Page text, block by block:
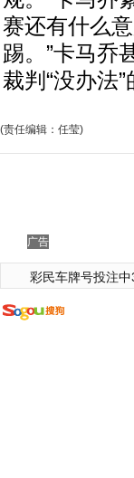
赛还有什么
踢。”卡马乔
裁判“没办法”
(责任编辑：任莹)
广告
彩民车牌号投注